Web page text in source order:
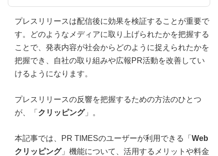
プレスリリースは配信後に効果を検証することが重要で
す。どのようなメディアに取り上げられたかを把握する
ことで、発表内容が社会からどのように捉えられたかを
把握でき、自社の取り組みや広報PR活動を改善してい
けるようになります。
プレスリリースの反響を把握するための方法のひとつ
が、「 クリッピング」。
本記事では、PR TIMESのユーザーが利用できる「 Web
クリッピング」機能について、活用するメリットや料金